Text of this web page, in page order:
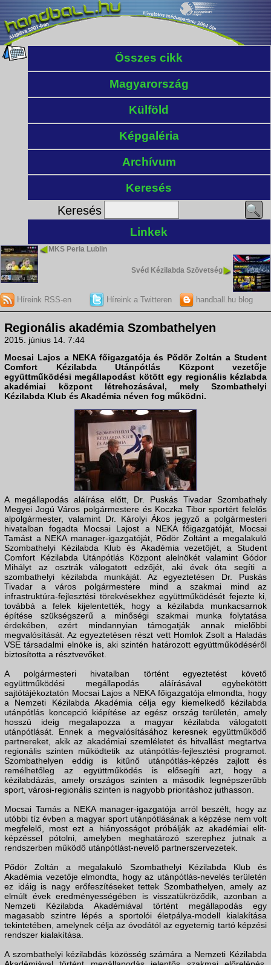
Összes cikk
Magyarország
Külföld
Képgaléria
Archívum
Keresés
Keresés
Linkek
MKS Perła Lublin
Svéd Kézilabda Szövetség
Híreink RSS-en Híreink a Twitteren handball.hu blog
Regionális akadémia Szombathelyen
2015. június 14. 7:44
Mocsai Lajos a NEKA főigazgatója és Pődör Zoltán a Student
Comfort Kézilabda Utánpótlás Központ vezetője
együttműködési megállapodást kötött egy regionális kézlabda
akadémiai központ létrehozásával, mely Szombathelyi
Kézilabda Klub és Akadémia néven fog működni.
A megállapodás aláírása előtt, Dr. Puskás Tivadar Szombathely
Megyei Jogú Város polgármestere és Koczka Tibor sportért felelős
alpolgármester, valamint Dr. Károlyi Ákos jegyző a polgármesteri
hivatalban fogadta Mocsai Lajost a NEKA főigazgatóját, Mocsai
Tamást a NEKA manager-igazgatóját, Pődör Zoltánt a megalakuló
Szombathelyi Kézilabda Klub és Akadémia vezetőjét, a Student
Comfort Kézilabda Utánpótlás Központ alelnökét valamint Gódor
Mihályt az osztrák válogatott edzőjét, aki évek óta segíti a
szombathelyi kézilabda munkáját. Az egyeztetésen Dr. Puskás
Tivadar a város polgármestere mind a szakmai mind az
infrastruktúra-fejlesztési törekvésekhez együttműködését fejezte ki,
továbbá a felek kijelentették, hogy a kézilabda munkacsarnok
építése szükségszerű a minőségi szakmai munka folytatása
érdekében, ezért mindannyian támogatják annak mielőbbi
megvalósítását. Az egyeztetésen részt vett Homlok Zsolt a Haladás
VSE társadalmi elnöke is, aki szintén határozott együttműködéséről
biztosította a résztvevőket.
A polgármesteri hivatalban történt egyeztetést követő
együttműködési megállapodás aláírásával egybekötött
sajtótájékoztatón Mocsai Lajos a NEKA főigazgatója elmondta, hogy
a Nemzeti Kézilabda Akadémia célja egy kiemelkedő kézilabda
utánpótlás koncepció kiépítése az egész ország területén, amely
hosszú ideig megalapozza a magyar kézilabda válogatott
utánpótlását. Ennek a megvalósításához keresnek együttműködő
partnereket, akik az akadémiai szemléletet és hitvallást megtartva
regionális szinten működtetik az utánpótlás-fejlesztési programot.
Szombathelyen eddig is kitűnő utánpótlás-képzés zajlott és
remélhetőleg az együttműködés is elősegíti azt, hogy a
kézilabdázás, amely országos szinten a második legnépszerűbb
sport, városi-regionális szinten is nagyobb prioritáshoz juthasson.
Mocsai Tamás a NEKA manager-igazgatója arról beszélt, hogy az
utóbbi tíz évben a magyar sport utánpótlásának a képzése nem volt
megfelelő, most ezt a hiányosságot próbálják az akadémiai elit-
képzéssel pótolni, amelyben meghatározó szerephez jutnak a
rendszerben működő utánpótlást-nevelő partnerszervezetek.
Pődör Zoltán a megalakuló Szombathelyi Kézilabda Klub és
Akadémia vezetője elmondta, hogy az utánpótlás-nevelés területén
ez idáig is nagy erőfeszítéseket tettek Szombathelyen, amely az
elmúlt évek eredményességében is visszatükröződik, azonban a
Nemzeti Kézilabda Akadémiával történt megállapodás egy
magasabb szintre lépés a sportolói életpálya-modell kialakítása
tekintetében, amelynek célja az óvodától az egyetemig tartó képzési
rendszer kialakítása.
A szombathelyi kézilabdás közösség számára a Nemzeti Kézilabda